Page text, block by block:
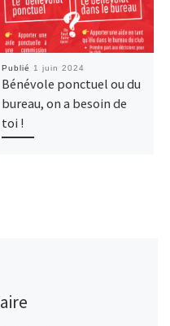
Publié 1 juin 2024
Bénévole ponctuel ou du
bureau, on a besoin de
toi !